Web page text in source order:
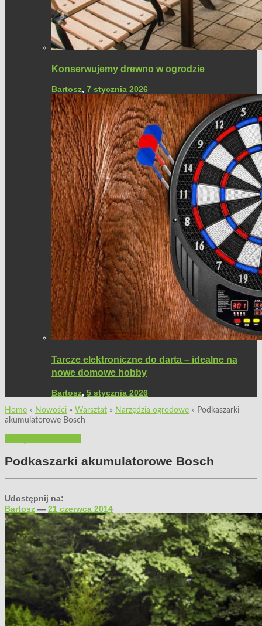
Konserwujemy drewno w ogrodzie
Bartosz, 7 stycznia 2026
Tarcze elektroniczne do darta – idealne na
nowe domowe hobby
Bartosz, 5 stycznia 2026
Home » Nowości » Warsztat » Narzędzia ogrodowe » Podkaszarki
akumulatorowe Bosch
Podkaszarki akumulatorowe Bosch
Udostępnij na:
Bartosz — 21 czerwca 2014